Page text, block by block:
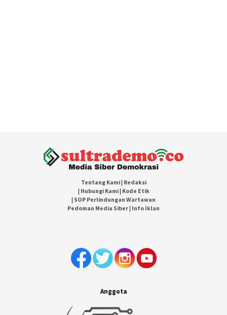
Tentang Kami| Redaksi
| Hubungi Kami| Kode Etik
| SOP Perlindungan Wartawan
Pedoman Media Siber | Info Iklan
Anggota